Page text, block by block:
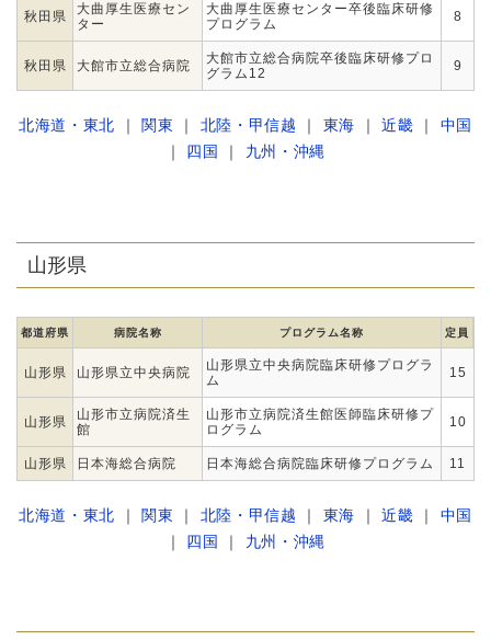
秋田県
大曲厚生医療セン
ター
大曲厚生医療センター卒後臨床研修
プログラム
8
秋田県 大館市立総合病院
大館市立総合病院卒後臨床研修プロ
グラム12
9
北海道・東北 関東 北陸・甲信越 東海 ｜近畿
中国
四国 九州・沖縄
山形県
都道府県 病院名称 プログラム名称 定員
山形県 山形県立中央病院
山形県立中央病院臨床研修プログラ
ム
15
山形県
山形市立病院済生
館
山形市立病院済生館医師臨床研修プ
ログラム
10
山形県 日本海総合病院 日本海総合病院臨床研修プログラム 11
北海道・東北 ｜ 関東 ｜ 北陸・甲信越 ｜ 東海 ｜近畿 ｜ 中国
｜ 四国 ｜ 九州・沖縄